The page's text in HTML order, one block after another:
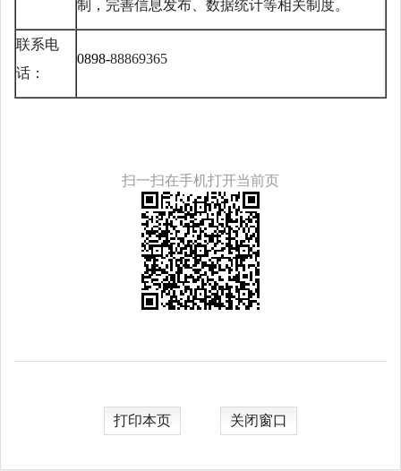
制，完善信息发布、数据统计等相关制度。
联系电
话：
0898-88869365
扫一扫在手机打开当前页
打印本页 关闭窗口